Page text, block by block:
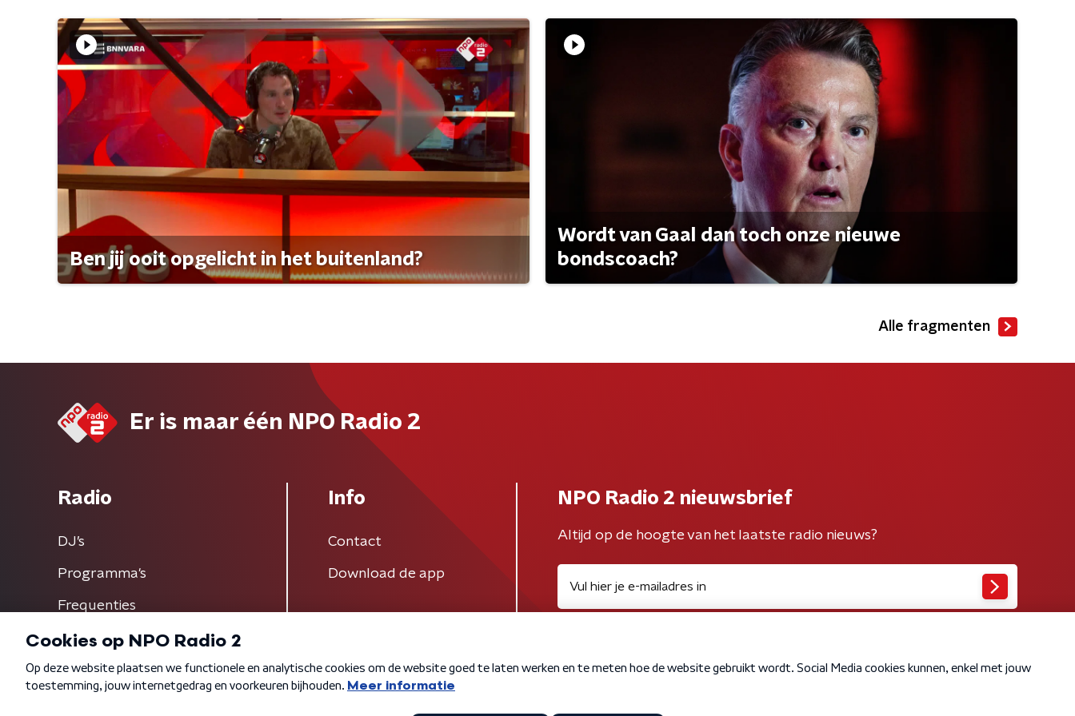
Ben jij ooit opgelicht in het buitenland?
Wordt van Gaal dan toch onze nieuwe
bondscoach?
Alle fragmenten
Er is maar één NPO Radio 2
Radio
DJ’s
Programma's
Frequenties
Info
Contact
Download de app
NPO Radio 2 nieuwsbrief
Altijd op de hoogte van het laatste radio nieuws?
Algemene voorwaarden Privacybeleid